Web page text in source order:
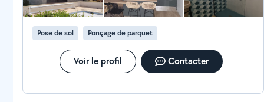
Pose de sol Ponçage de parquet
Voir le profil Contacter